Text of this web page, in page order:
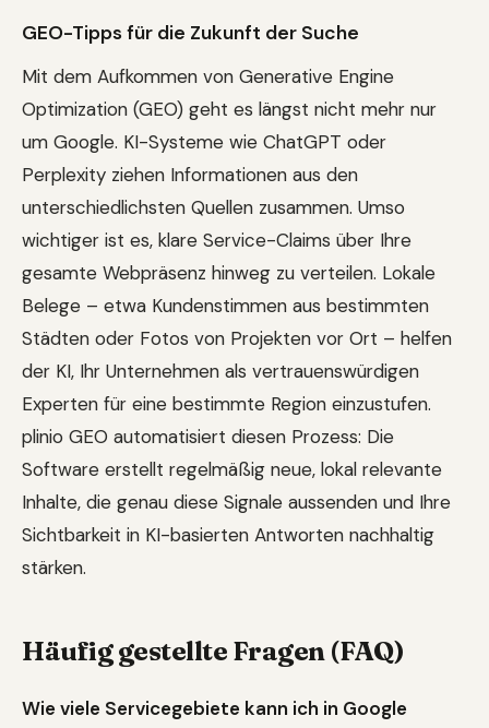
GEO-Tipps für die Zukunft der Suche
Mit dem Aufkommen von Generative Engine
Optimization (GEO) geht es längst nicht mehr nur
um Google. KI-Systeme wie ChatGPT oder
Perplexity ziehen Informationen aus den
unterschiedlichsten Quellen zusammen. Umso
wichtiger ist es, klare Service-Claims über Ihre
gesamte Webpräsenz hinweg zu verteilen. Lokale
Belege – etwa Kundenstimmen aus bestimmten
Städten oder Fotos von Projekten vor Ort – helfen
der KI, Ihr Unternehmen als vertrauenswürdigen
Experten für eine bestimmte Region einzustufen.
plinio GEO automatisiert diesen Prozess: Die
Software erstellt regelmäßig neue, lokal relevante
Inhalte, die genau diese Signale aussenden und Ihre
Sichtbarkeit in KI-basierten Antworten nachhaltig
stärken.
Häufig gestellte Fragen (FAQ)
Wie viele Servicegebiete kann ich in Google